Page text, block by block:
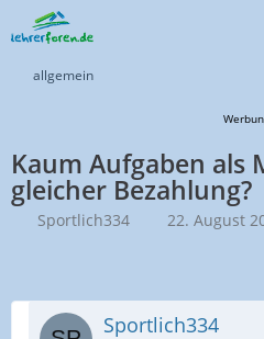
allgemein
Kaum Aufgaben als
gleicher Bezahlung?
Sportlich334 22. August
Sportlich334